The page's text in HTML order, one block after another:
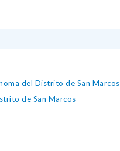
del Distrito de San Marcos
de San Marcos